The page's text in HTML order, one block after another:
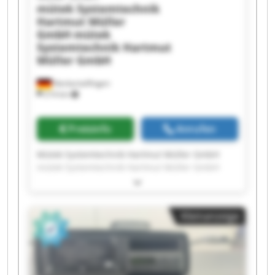
Neckartailfingen
214 km
mütek Systemtechnik
Hartmut Müller
GmbHmütek
Systemtechnik Hartmut
Müller GmbH
Preisinfo Anrufen
Mütek Systemtechnik Hartmut Müller GmbH
mütek Systemtechnik Hartmut Müller GmbH
mütek Systemtechnik Hartmut Müller GmbH
mütek Systemtechnik Hartmut Müller GmbH
mütek Systemtechnik Hartmut Müller GmbH
mütek Systemtechnik Hartmut Müller GmbH
mütek Systemtechnik Hartmut Müller GmbH
mütek Systemtechnik Hartmut Müller GmbH
Kleinanzeige